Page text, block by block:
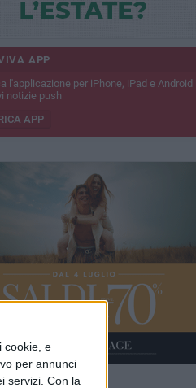
cookie, e
per annunci
servizi. Con la
APP
l'applicazione per iPhone, iPad e Android
notizie push
APP